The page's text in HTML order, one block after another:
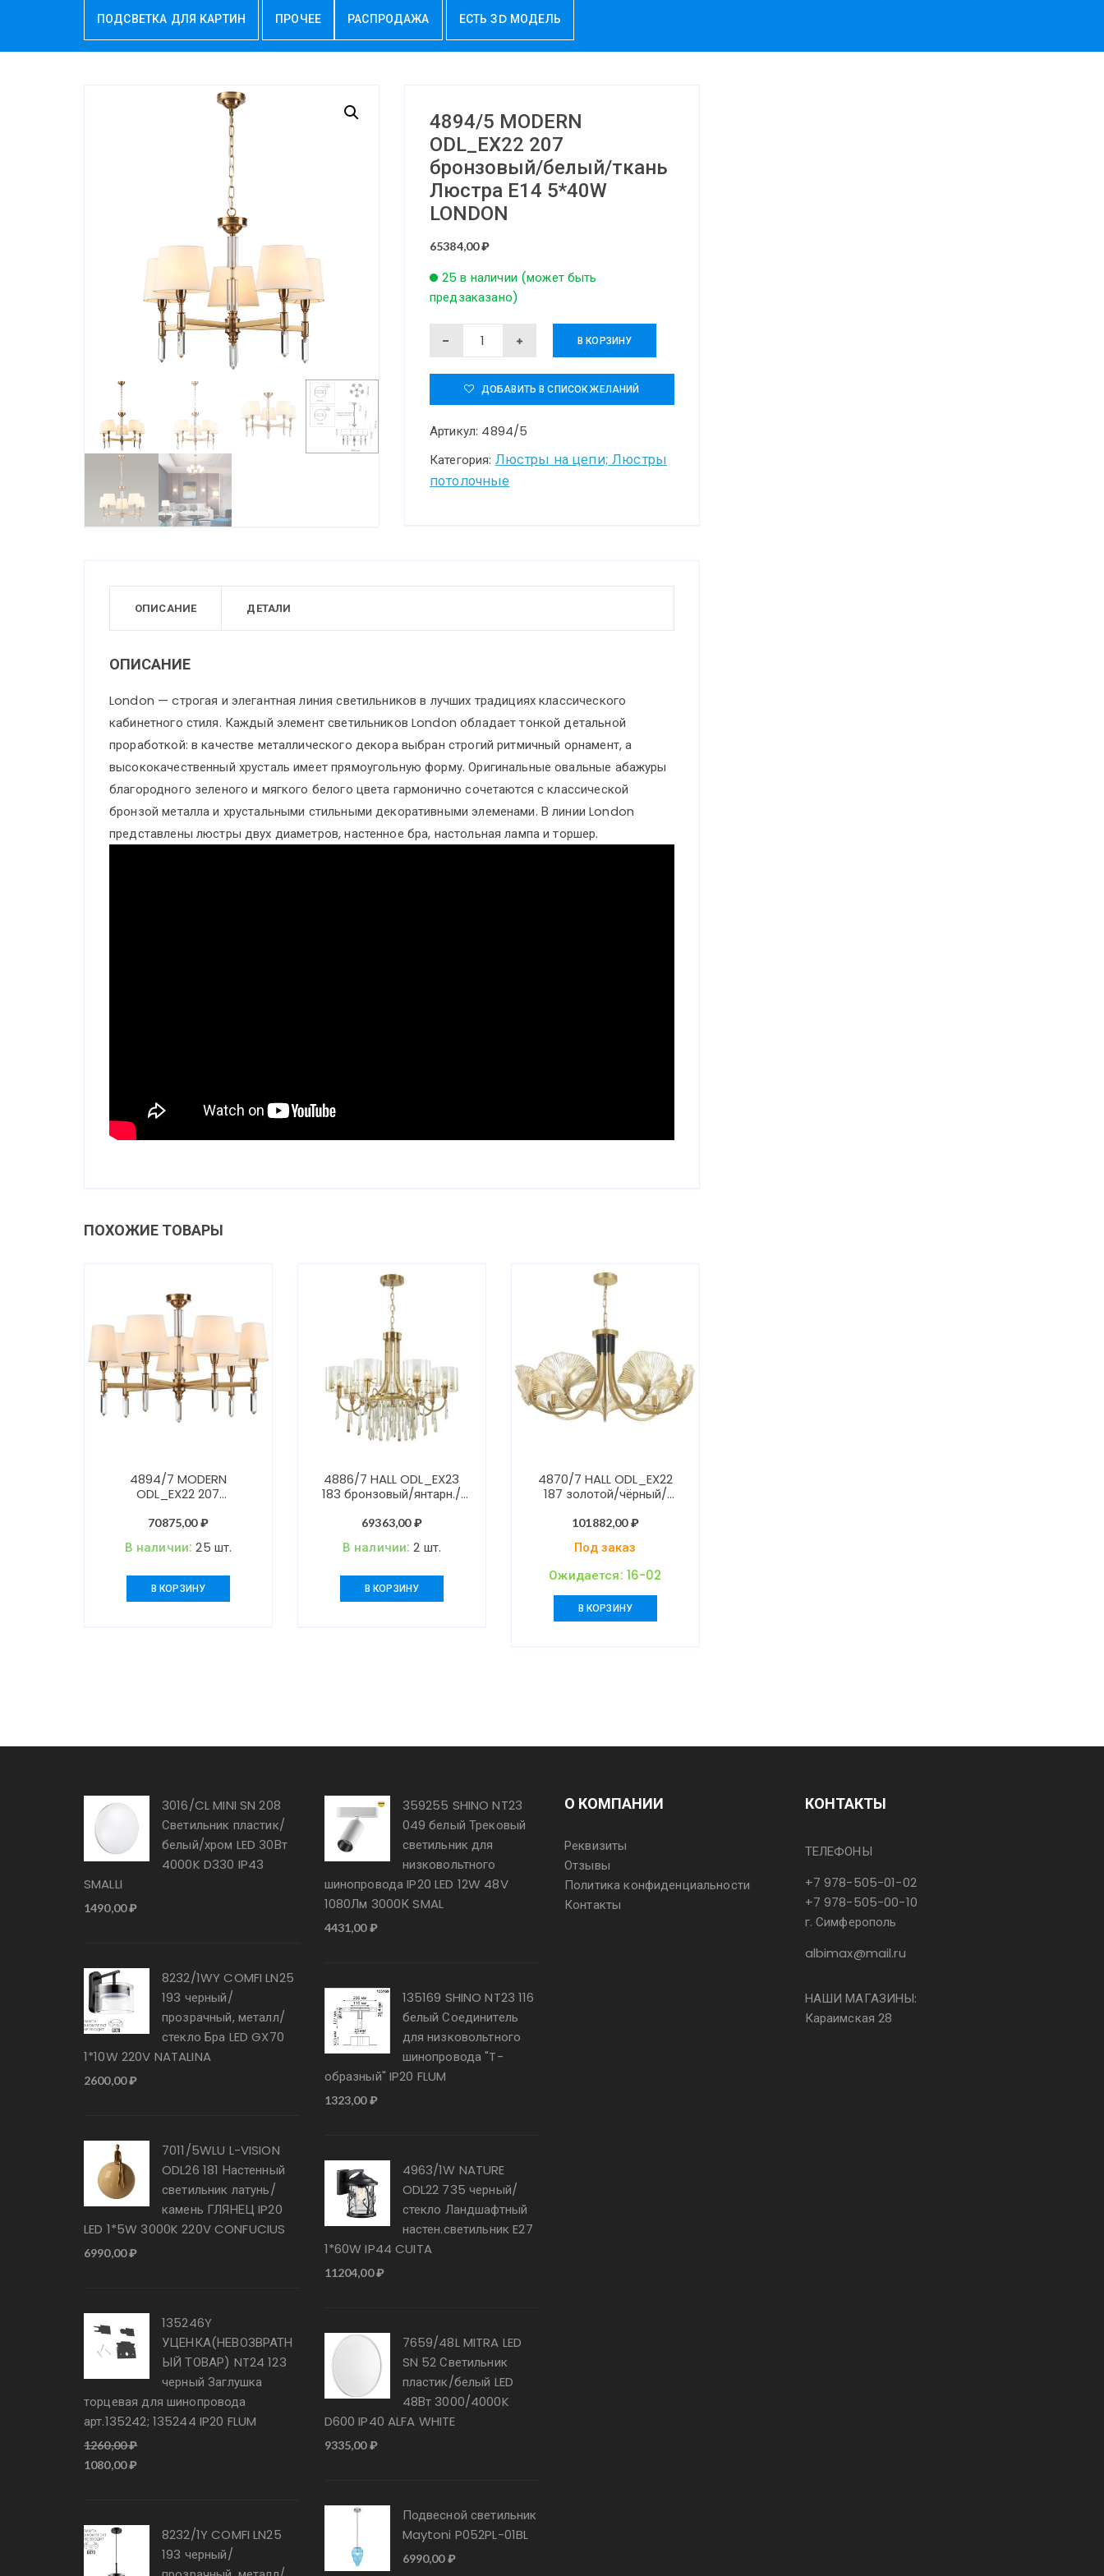
ПОДСВЕТКА ДЛЯ КАРТИН ПРОЧЕЕ РАСПРОДАЖА ЕСТЬ 3D МОДЕЛЬ
4894/5 MODERN
ODL_EX22 207
бронзовый/белый/ткань
Люстра E14 5*40W
LONDON
65384,00₽
25 в наличии (может быть
предзаказано)
Количество
4894/5
MODERN
ODL_EX22
207
бронзовый/
В КОРЗИНУ
ДОБАВИТЬ В СПИСОК ЖЕЛАНИЙ
Артикул: 4894/5
Категория: Люстры на цепи; Люстры
потолочные
ОПИСАНИЕ ДЕТАЛИ
ОПИСАНИЕ
London — cтрогая и элегантная линия светильников в лучших традициях классического
кабинетного стиля. Каждый элемент светильников London обладает тонкой детальной
проработкой: в качестве металлического декора выбран строгий ритмичный орнамент, а
высококачественный хрусталь имеет прямоугольную форму. Оригинальные овальные абажуры
благородного зеленого и мягкого белого цвета гармонично сочетаются с классической
бронзой металла и хрустальными стильными декоративными элеменами. В линии London
представлены люстры двух диаметров, настенное бра, настольная лампа и торшер.
ПОХОЖИЕ ТОВАРЫ
4894/7 MODERN
ODL_EX22 207
Люстра E14 7*40W
70875,00₽
В наличии:25 шт.
В КОРЗИНУ
4886/7 HALL ODL_EX23
183 бронзовый/янтарн./
7*40W NICOLE
69363,00₽
В наличии:2 шт.
В КОРЗИНУ
4870/7 HALL ODL_EX22
187 золотой/чёрный/
VENTAGLIO
101882,00₽
Под заказ
Ожидается: 16-02
В КОРЗИНУ
3016/CL MINI SN 208
Светильник пластик/
белый/хром LED 30Вт
4000K D330 IP43
SMALLI
1490,00₽
8232/1WY COMFI LN25
193 черный/
прозрачный, металл/
стекло Бра LED GX70
1*10W 220V NATALINA
2600,00₽
7011/5WLU L-VISION
ODL26 181 Настенный
светильник латунь/
камень ГЛЯНЕЦ IP20
LED 1*5W 3000K 220V CONFUCIUS
6990,00₽
135246Y
УЦЕНКА(НЕВОЗВРАТН
ЫЙ ТОВАР) NT24 123
черный Заглушка
торцевая для шинопровода
арт.135242; 135244 IP20 FLUM
1260,00₽
Первоначальная
1260,00 ₽.
1080,00₽Текущая
8232/1Y COMFI LN25
193 черный/
359255 SHINO NT23
049 белый Трековый
светильник для
низковольтного
шинопровода IP20 LED 12W 48V
1080Лм 3000К SMAL
4431,00₽
135169 SHINO NT23 116
белый Соединитель
для низковольтного
шинопровода "T-
образный" IP20 FLUM
1323,00₽
4963/1W NATURE
ODL22 735 черный/
стекло Ландшафтный
настен.светильник E27
1*60W IP44 CUITA
11204,00₽
7659/48L MITRA LED
SN 52 Светильник
пластик/белый LED
48Вт 3000/4000K
D600 IP40 ALFA WHITE
9335,00₽
Подвесной светильник
Maytoni P052PL-01BL
6990,00₽
О КОМПАНИИ
Реквизиты
Отзывы
Политика конфиденциальности
Контакты
КОНТАКТЫ
ТЕЛЕФОНЫ
+7 978-505-01-02
+7 978-505-00-10
г. Симферополь
albimax@mail.ru
НАШИ МАГАЗИНЫ:
Караимская 28